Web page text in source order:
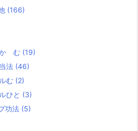
(166)
か む (19)
法 (46)
む (2)
ひと (3)
功法 (5)